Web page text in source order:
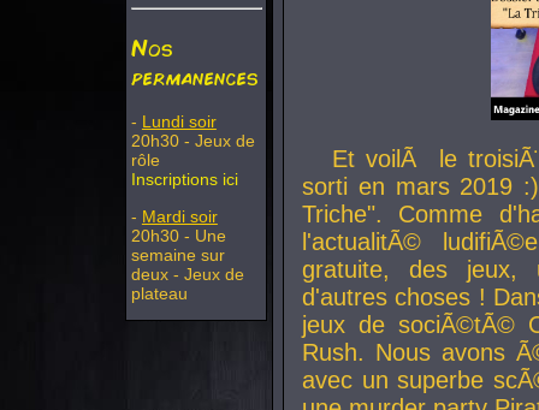
Nos
permanences
- Lundi soir
20h30 - Jeux de
rôle
Inscriptions ici
- Mardi soir
20h30 - Une
semaine sur
deux - Jeux de
plateau
Et voilÃ le
sorti en mars 2019
Triche". Comme
l'actualitÃ©
gratuite, des jeux,
d'autres choses !
jeux de sociÃ©tÃ©
Rush. Nous avons
avec un superbe